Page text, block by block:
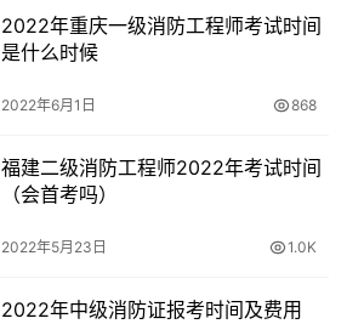
2022年重庆一级消防工程师考试时间
是什么时候
2022年6月1日 868
福建二级消防工程师2022年考试时间
（会首考吗）
2022年5月23日 1.0K
2022年中级消防证报考时间及费用